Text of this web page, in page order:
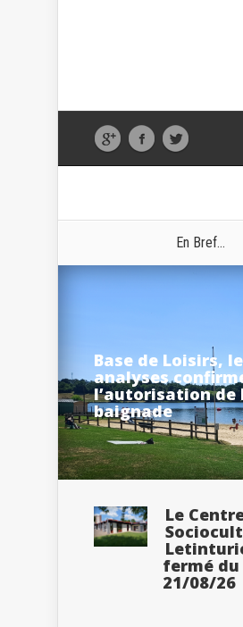
En Bref...
Base de Loisirs,
analyses
l’autorisation de
baignade
Le
fermé du
21/08/26